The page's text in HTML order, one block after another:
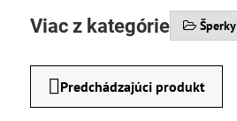
Viac z kategórie Šperky
Predchádzajúci produkt